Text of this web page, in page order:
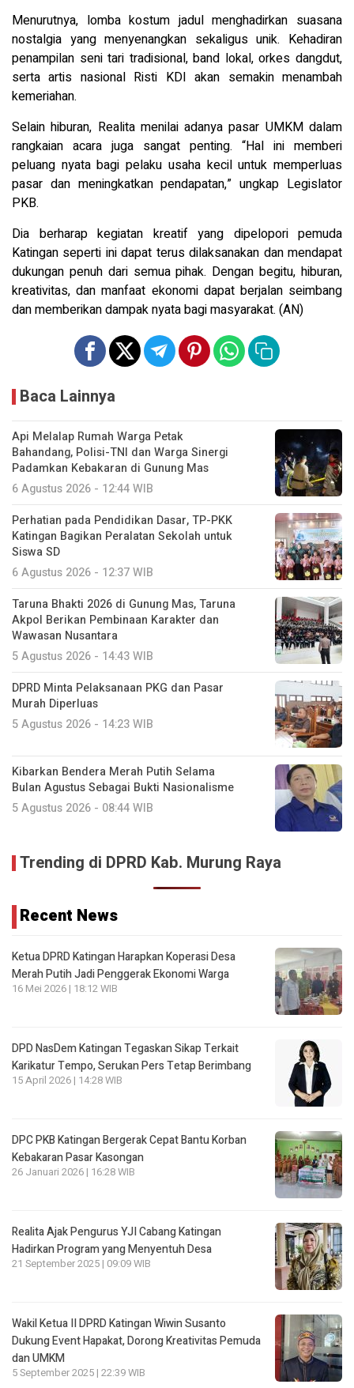
Menurutnya, lomba kostum jadul menghadirkan suasana
nostalgia yang menyenangkan sekaligus unik. Kehadiran
penampilan seni tari tradisional, band lokal, orkes dangdut,
serta artis nasional Risti KDI akan semakin menambah
kemeriahan.
Selain hiburan, Realita menilai adanya pasar UMKM dalam
rangkaian acara juga sangat penting. “Hal ini memberi
peluang nyata bagi pelaku usaha kecil untuk memperluas
pasar dan meningkatkan pendapatan,” ungkap Legislator
PKB.
Dia berharap kegiatan kreatif yang dipelopori pemuda
Katingan seperti ini dapat terus dilaksanakan dan mendapat
dukungan penuh dari semua pihak. Dengan begitu, hiburan,
kreativitas, dan manfaat ekonomi dapat berjalan seimbang
dan memberikan dampak nyata bagi masyarakat. (AN)
Baca Lainnya
Api Melalap Rumah Warga Petak
Bahandang, Polisi-TNI dan Warga Sinergi
Padamkan Kebakaran di Gunung Mas
6 Agustus 2026 - 12:44 WIB
Perhatian pada Pendidikan Dasar, TP-PKK
Katingan Bagikan Peralatan Sekolah untuk
Siswa SD
6 Agustus 2026 - 12:37 WIB
Taruna Bhakti 2026 di Gunung Mas, Taruna
Akpol Berikan Pembinaan Karakter dan
Wawasan Nusantara
5 Agustus 2026 - 14:43 WIB
DPRD Minta Pelaksanaan PKG dan Pasar
Murah Diperluas
5 Agustus 2026 - 14:23 WIB
Kibarkan Bendera Merah Putih Selama
Bulan Agustus Sebagai Bukti Nasionalisme
5 Agustus 2026 - 08:44 WIB
Trending di DPRD Kab. Murung Raya
Recent News
Ketua DPRD Katingan Harapkan Koperasi Desa
Merah Putih Jadi Penggerak Ekonomi Warga
16 Mei 2026 | 18:12 WIB
DPD NasDem Katingan Tegaskan Sikap Terkait
Karikatur Tempo, Serukan Pers Tetap Berimbang
15 April 2026 | 14:28 WIB
DPC PKB Katingan Bergerak Cepat Bantu Korban
Kebakaran Pasar Kasongan
26 Januari 2026 | 16:28 WIB
Realita Ajak Pengurus YJI Cabang Katingan
Hadirkan Program yang Menyentuh Desa
21 September 2025 | 09:09 WIB
Wakil Ketua II DPRD Katingan Wiwin Susanto
Dukung Event Hapakat, Dorong Kreativitas Pemuda
dan UMKM
5 September 2025 | 22:39 WIB